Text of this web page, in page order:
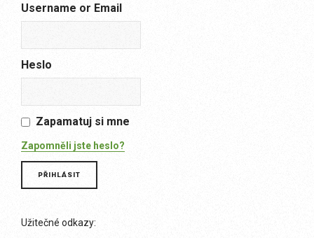
Username or Email
Heslo
Zapamatuj si mne
Zapomněli jste heslo?
Užitečné odkazy: